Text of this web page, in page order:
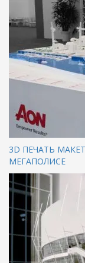
3D ПЕЧАТЬ
МЕГАПОЛИСЕ